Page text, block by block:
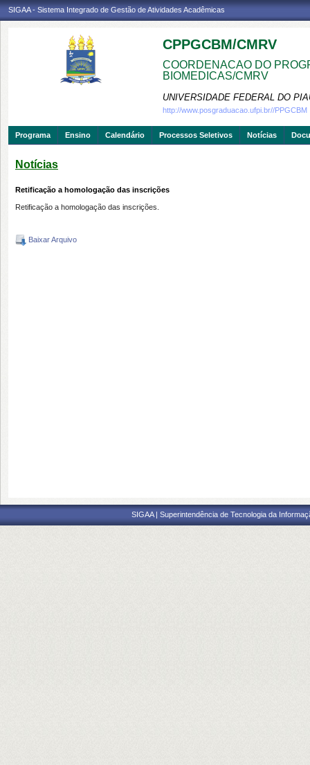
SIGAA - Sistema Integrado de Gestão de Atividades Acadêmicas
CPPGCBM/CMRV
COORDENACAO DO
BIOMEDICAS/CMRV
UNIVERSIDADE FEDERAL DO
http://www.posgraduacao.ufpi.br//PPGCBM
Programa Ensino Calendário Processos Seletivos Notícias
Notícias
Retificação a homologação das inscrições
Retificação a homologação das inscrições.
Baixar Arquivo
SIGAA | Superintendência de Tecnologia da